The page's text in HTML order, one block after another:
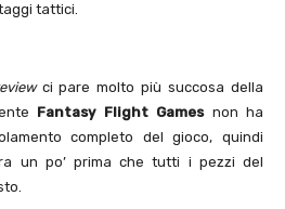
tattici.
ci pare molto più succosa della
Fantasy Flight Games non ha
completo del gioco, quindi
un po’ prima che tutti i pezzi del